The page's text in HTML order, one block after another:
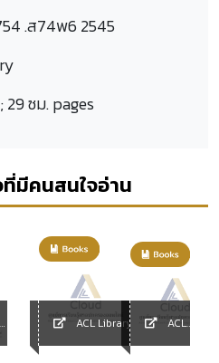
.ส74พ6 2545
29 ซม. pages
มีคนสนใจอ่าน
ACL Library